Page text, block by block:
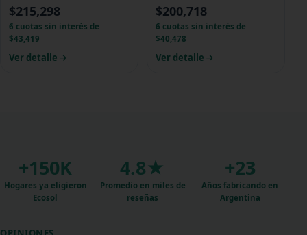
$215,298
6 cuotas sin interés de
$43,419
Ver detalle
$200,718
6 cuotas sin interés de
$40,478
Ver detalle
+150K
Hogares ya eligieron
Ecosol
4.8★
Promedio en miles de
reseñas
+23
Años fabricando en
Argentina